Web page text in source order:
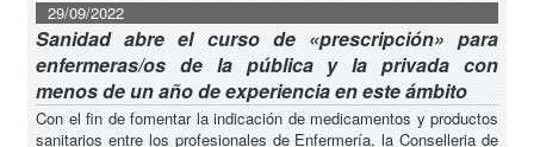
29/09/2022
Sanidad abre el curso de «prescripción» para
enfermeras/os de la pública y la privada con
menos de un año de experiencia en este ámbito
Con el fin de fomentar la indicación de medicamentos y productos
sanitarios entre los profesionales de Enfermería, la Conselleria de